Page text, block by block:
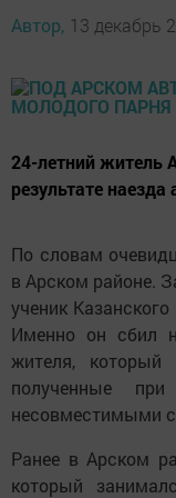
Автор, 13 декабрь
24-летний житель
результате
По словам
в Арском районе.
ученик
Именно он сбил
жителя,
полученные
несовместимыми
Ранее в Арском
который